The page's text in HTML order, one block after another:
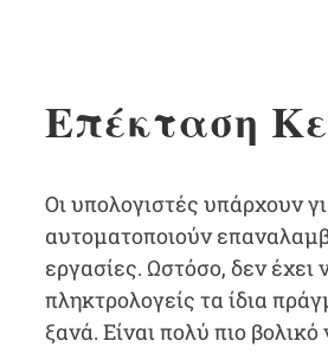
Επέκταση
Οι υπολογιστές υπάρχουν
αυτοματοποιούν
εργασίες. Ωστόσο, δεν έχει
πληκτρολογείς τα ίδια
ξανά. Είναι πολύ πιο